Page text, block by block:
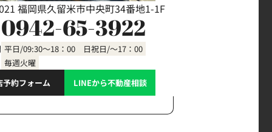
福岡県久留米市中央町34番地1-1F
0942-65-3922
平日/09:30～18：00 日祝日/～17：00
毎週火曜
予約フォーム
LINEから不動産相談